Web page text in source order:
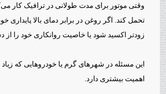
وقتی موتور برای مدت طولانی در ترافیک کار
تحمل کند. اگر روغن در برابر دمای بالا
زودتر اکسید شود یا خاصیت روانکاری خود را از
این مسئله در شهرهای گرم یا خودروهایی که
اهمیت بیشتری دارد.